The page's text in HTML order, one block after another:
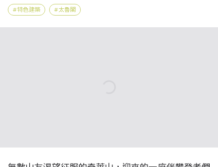
特色建築 太魯閣